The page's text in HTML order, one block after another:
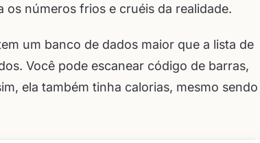
números frios e cruéis da realidade.
um banco de dados maior que a lista de
Você pode escanear código de barras,
ela também tinha calorias, mesmo sendo